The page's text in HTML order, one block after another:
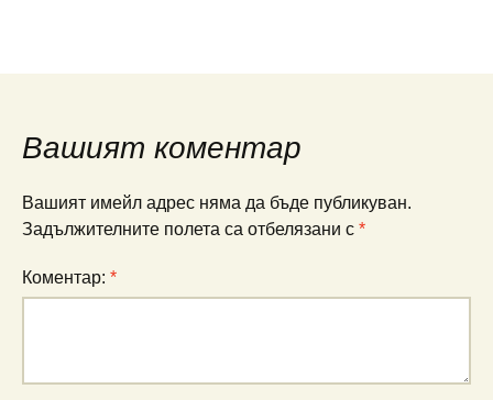
Вашият коментар
Вашият имейл адрес няма да бъде публикуван.
Задължителните полета са отбелязани с *
Коментар: *